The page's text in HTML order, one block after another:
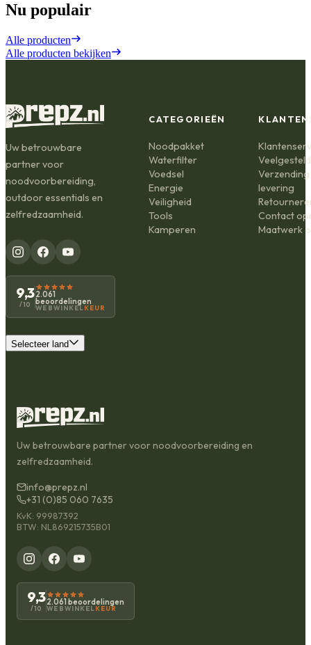
Nu populair
Alle producten
Alle producten bekijken
Uw betrouwbare
partner voor
noodvoorbereiding,
outdoor essentials en
zelfredzaamheid.
9,3
/10
2.061
beoordelingen
WEBWINKEL KEUR
Selecteer land
CATEGORIEËN
Noodpakket
Waterfilter
Voedsel
Energie
Veiligheid
Tools
Kamperen
Verzending
levering
Contact
Maatwerk
Uw betrouwbare partner voor noodvoorbereiding en
zelfredzaamheid.
info@prepz.nl
+31 (0)85 060 7635
KvK: 99987392
BTW: NL869215735B01
9,3
/10
2.061 beoordelingen
WEBWINKEL KEUR